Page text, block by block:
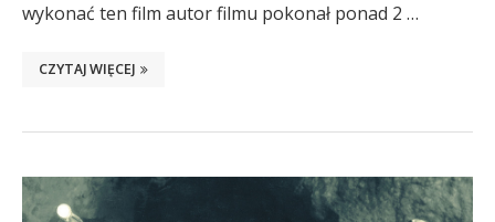
wykonać ten film autor filmu pokonał ponad 2 …
CZYTAJ WIĘCEJ